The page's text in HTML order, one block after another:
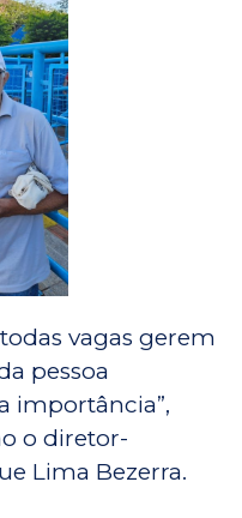
vagas gerem
pessoa
importância”,
o diretor-
Lima Bezerra.